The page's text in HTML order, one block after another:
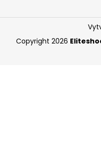
Copyright 2026